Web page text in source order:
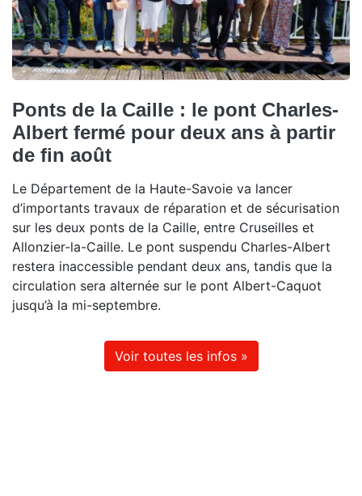
Ponts de la Caille : le pont Charles-
Albert fermé pour deux ans à partir
de fin août
Le Département de la Haute-Savoie va lancer
d’importants travaux de réparation et de sécurisation
sur les deux ponts de la Caille, entre Cruseilles et
Allonzier-la-Caille. Le pont suspendu Charles-Albert
restera inaccessible pendant deux ans, tandis que la
circulation sera alternée sur le pont Albert-Caquot
jusqu’à la mi-septembre.
Voir toutes les infos »